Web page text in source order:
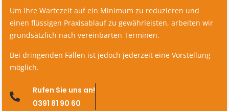
Um Ihre Wartezeit auf ein Minimum zu reduzieren und
einen flüssigen Praxisablauf zu gewährleisten, arbeiten wir
grundsätzlich nach vereinbarten Terminen.
Bei dringenden Fällen ist jedoch jederzeit eine Vorstellung
möglich.
Rufen Sie uns an!
0391 81 90 60